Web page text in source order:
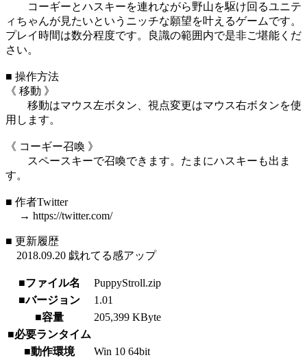
コーギーとハスキーを連れながら野山を駆け回るユニテ
ィちゃんが見たいというニッチな願望を叶えるゲームです。
プレイ時間は数分程度です。良識の範囲内で是非ご堪能くだ
さい。
■ 操作方法
《 移動 》
移動はマウス左ボタン、視点変更はマウス右ボタンを使
用します。
《 コーギー召喚 》
スペースキーで召喚できます。たまにハスキーも出ま
す。
■ 作者Twitter
→ https://twitter.com/
■ 更新履歴
2018.09.20 戯れてる感アップ
■ファイル名
PuppyStroll.zip
■バージョン
1.01
■容量
205,399 KByte
■必要ランタイム
■動作環境
Win 10 64bit